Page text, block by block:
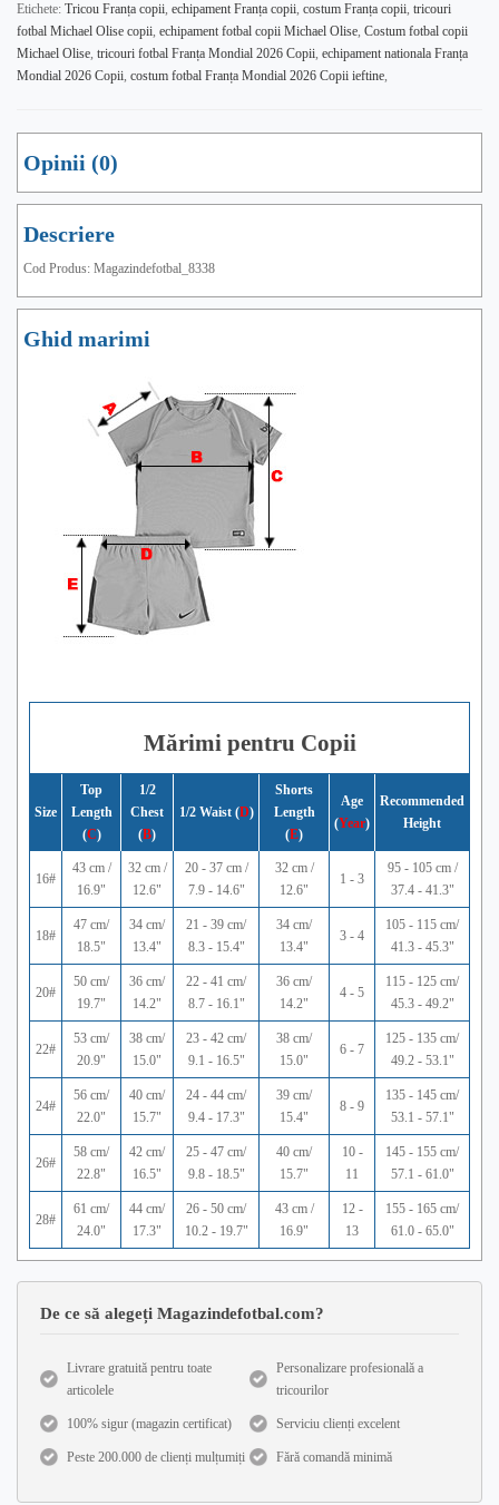
Etichete: Tricou Franța copii, echipament Franța copii, costum Franța copii, tricouri
fotbal Michael Olise copii, echipament fotbal copii Michael Olise, Costum fotbal copii
Michael Olise, tricouri fotbal Franța Mondial 2026 Copii, echipament nationala Franța
Mondial 2026 Copii, costum fotbal Franța Mondial 2026 Copii ieftine,
Opinii (0)
Descriere
Cod Produs: Magazindefotbal_8338
Ghid marimi
Mărimi pentru Copii
Size
Top
Length
(C)
1/2
Chest
(B)
1/2 Waist (D)
Shorts
Length
(E)
Age
(Year)
Recommended
Height
16#
43 cm /
16.9"
32 cm /
12.6"
20 - 37 cm /
7.9 - 14.6"
32 cm /
12.6"
1 - 3
95 - 105 cm /
37.4 - 41.3"
18#
47 cm/
18.5"
34 cm/
13.4"
21 - 39 cm/
8.3 - 15.4"
34 cm/
13.4"
3 - 4
105 - 115 cm/
41.3 - 45.3"
20#
50 cm/
19.7"
36 cm/
14.2"
22 - 41 cm/
8.7 - 16.1"
36 cm/
14.2"
4 - 5
115 - 125 cm/
45.3 - 49.2"
22#
53 cm/
20.9"
38 cm/
15.0"
23 - 42 cm/
9.1 - 16.5"
38 cm/
15.0"
6 - 7
125 - 135 cm/
49.2 - 53.1"
24#
56 cm/
22.0"
40 cm/
15.7"
24 - 44 cm/
9.4 - 17.3"
39 cm/
15.4"
8 - 9
135 - 145 cm/
53.1 - 57.1"
26#
58 cm/
22.8"
42 cm/
16.5"
25 - 47 cm/
9.8 - 18.5"
40 cm/
15.7"
10 -
11
145 - 155 cm/
57.1 - 61.0"
28#
61 cm/
24.0"
44 cm/
17.3"
26 - 50 cm/
10.2 - 19.7"
43 cm /
16.9"
12 -
13
155 - 165 cm/
61.0 - 65.0"
De ce să alegeți Magazindefotbal.com?
Livrare gratuită pentru toate
articolele
100% sigur (magazin certificat)
Peste 200.000 de clienți mulțumiți
Personalizare profesională a
tricourilor
Serviciu clienți excelent
Fără comandă minimă